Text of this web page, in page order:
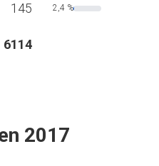
145 2,4 %
6114
2017